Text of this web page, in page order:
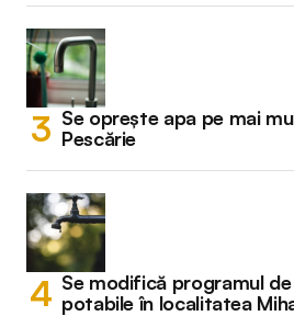
Se oprește apa pe mai
Pescărie
Se modifică programul
potabile în localitatea